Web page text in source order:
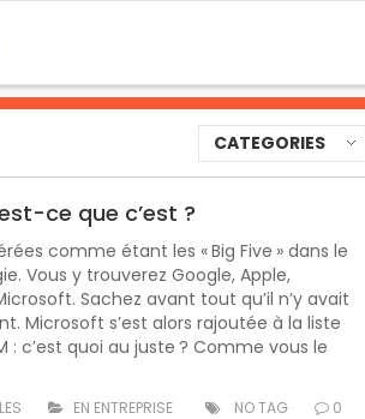
CATEGORIES
ce que c’est ?
comme étant les « Big Five » dans le
Vous y trouverez Google, Apple,
Sachez avant tout qu’il n’y avait
Microsoft s’est alors rajoutée à la liste
: c’est quoi au juste ? Comme vous le
EN ENTREPRISE NO TAG 0